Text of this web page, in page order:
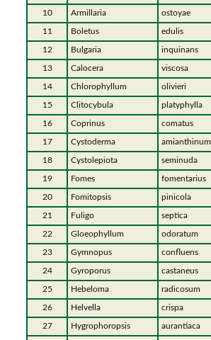
10 Armillaria ostoyae
11 Boletus edulis
12 Bulgaria inquinans
13 Calocera viscosa
14 Chlorophyllum olivieri
15 Clitocybula platyphylla
16 Coprinus comatus
17 Cystoderma amianthinum
18 Cystolepiota seminuda
19 Fomes fomentarius
20 Fomitopsis pinicola
21 Fuligo septica
22 Gloeophyllum odoratum
23 Gymnopus confluens
24 Gyroporus castaneus
25 Hebeloma radicosum
26 Helvella crispa
27 Hygrophoropsis aurantiaca